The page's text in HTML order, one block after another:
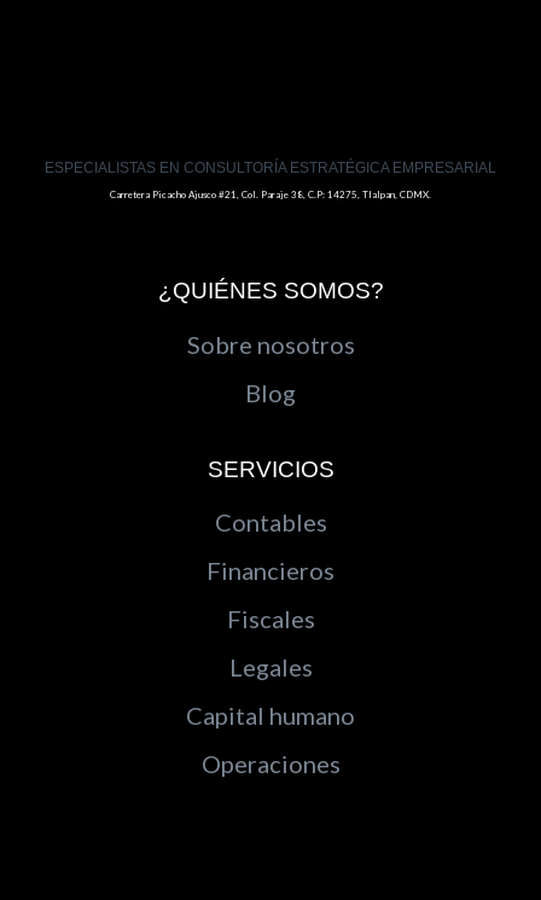
ESPECIALISTAS EN CONSULTORÍA ESTRATÉGICA EMPRESARIAL
Carretera Picacho Ajusco #21, Col. Paraje 38, C.P: 14275, Tlalpan, CDMX.
¿QUIÉNES SOMOS?
Sobre nosotros
Blog
SERVICIOS
Contables
Financieros
Fiscales
Legales
Capital humano
Operaciones